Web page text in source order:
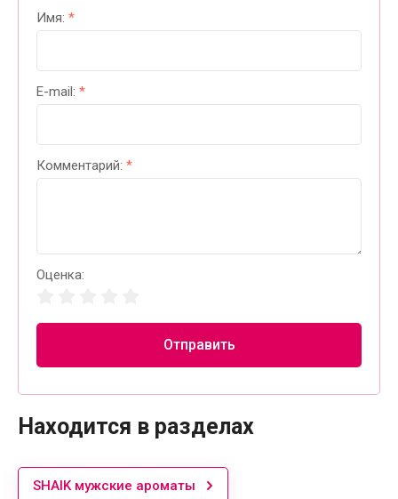
Имя: *
E-mail: *
Комментарий: *
Оценка:
Отправить
Находится в разделах
SHAIK мужские ароматы